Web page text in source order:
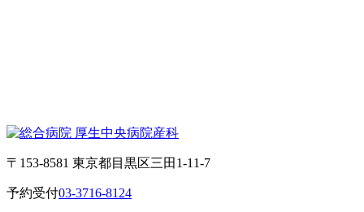
〒153-8581 東京都目黒区三田1-11-7
予約受付03-3716-8124